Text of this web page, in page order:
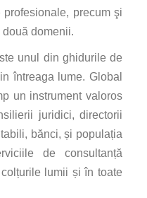
precum şi
domenii.
unul din ghidurile de
întreaga lume. Global
un instrument valoros
juridici, directorii
bănci, și populația
de consultanță
lumii și în toate